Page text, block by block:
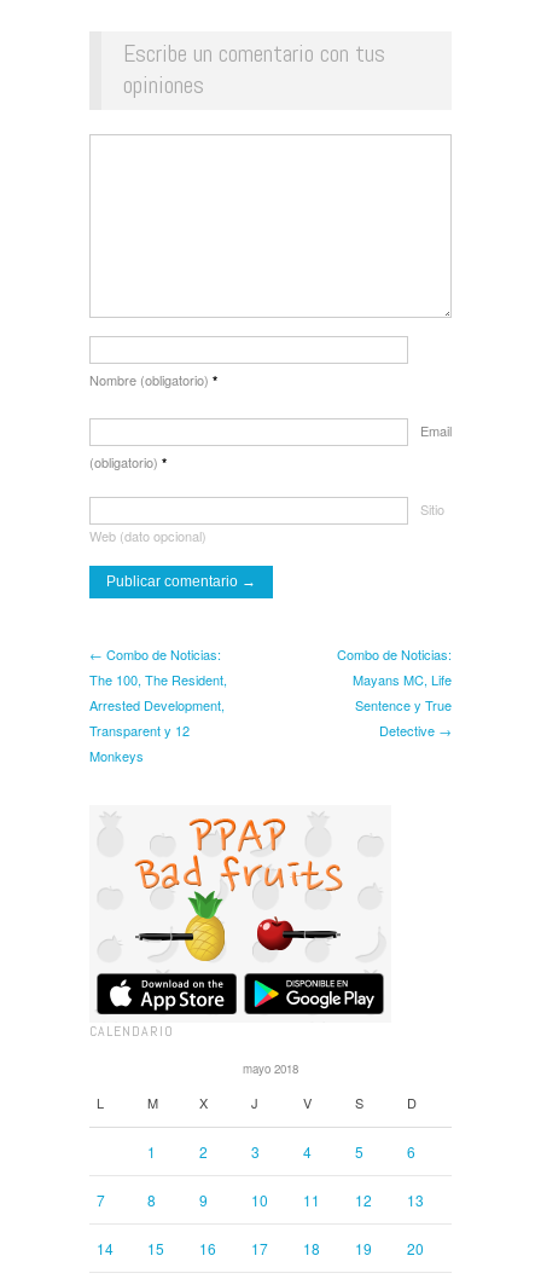
Escribe un comentario con tus
opiniones
Nombre (obligatorio) *
Email
(obligatorio) *
Sitio
Web (dato opcional)
← Combo de Noticias:
The 100, The Resident,
Arrested Development,
Transparent y 12
Monkeys
Combo de Noticias:
Mayans MC, Life
Sentence y True
Detective →
CALENDARIO
mayo 2018
L M X J V S D
1 2 3 4 5 6
7 8 9 10 11 12 13
14 15 16 17 18 19 20